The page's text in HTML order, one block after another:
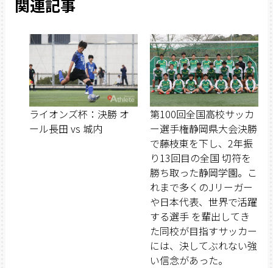
関連記事
ライオンズ杯：決勝 オ
ール長田 vs 城内
第100回全国高校サッカ
ー選手権静岡県大会決勝
で藤枝東を下し、2年振
り13回目の全国 切符を
勝ち取った静岡学園。こ
れまで多くのJリーガー
や日本代表、世界で活躍
する選手 を輩出してき
た同校が目指すサッカー
には、決してぶれない強
い信念があった。